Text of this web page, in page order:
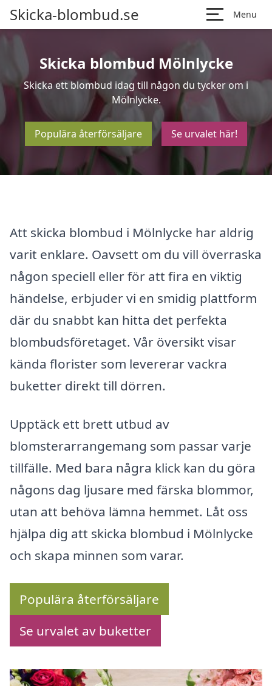
Skicka-blombud.se Menu
Skicka blombud Mölnlycke
Skicka ett blombud idag till någon du tycker om i
Mölnlycke.
Populära återförsäljare Se urvalet här!
Att skicka blombud i Mölnlycke har aldrig
varit enklare. Oavsett om du vill överraska
någon speciell eller för att fira en viktig
händelse, erbjuder vi en smidig plattform
där du snabbt kan hitta det perfekta
blombudsföretaget. Vår översikt visar
kända florister som levererar vackra
buketter direkt till dörren.
Upptäck ett brett utbud av
blomsterarrangemang som passar varje
tillfälle. Med bara några klick kan du göra
någons dag ljusare med färska blommor,
utan att behöva lämna hemmet. Låt oss
hjälpa dig att skicka blombud i Mölnlycke
och skapa minnen som varar.
Populära återförsäljare
Se urvalet av buketter